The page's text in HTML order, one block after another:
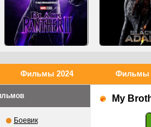
My
Фильмы 2024 Фильмы
Боевик